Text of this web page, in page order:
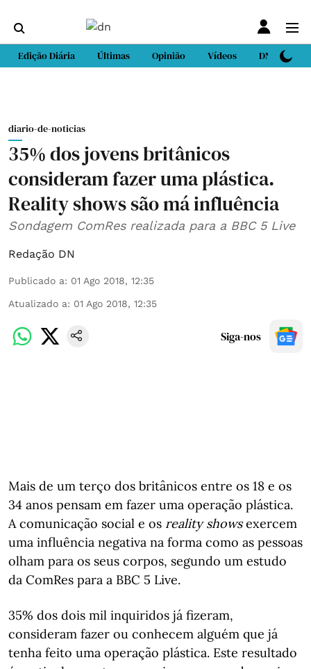
Edição Diária Últimas Opinião Vídeos DN Sport
diario-de-noticias
35% dos jovens britânicos
consideram fazer uma plástica.
Reality shows são má influência
Sondagem ComRes realizada para a BBC 5 Live
Redação DN
Publicado a: 01 Ago 2018, 12:35
Atualizado a: 01 Ago 2018, 12:35
Siga-nos
Mais de um terço dos britânicos entre os 18 e os
34 anos pensam em fazer uma operação plástica.
A comunicação social e os reality showsexercem
uma influência negativa na forma como as pessoas
olham para os seus corpos, segundo um estudo
da ComRes para a BBC 5 Live.
35% dos dois mil inquiridos já fizeram,
consideram fazer ou conhecem alguém que já
tenha feito uma operação plástica. Este resultado